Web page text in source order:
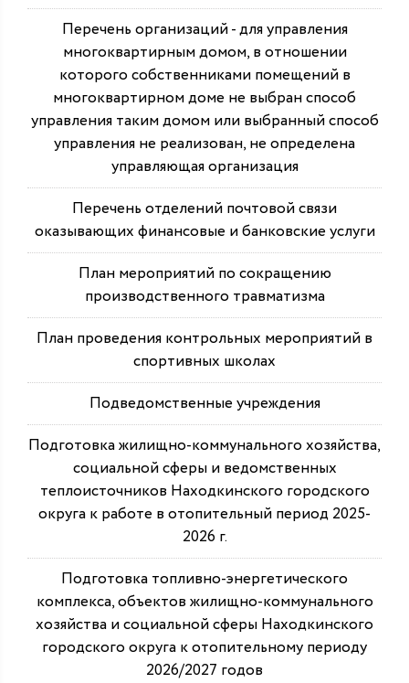
Перечень организаций - для управления
многоквартирным домом, в отношении
которого собственниками помещений в
многоквартирном доме не выбран способ
управления таким домом или выбранный способ
управления не реализован, не определена
управляющая организация
Перечень отделений почтовой связи
оказывающих финансовые и банковские услуги
План мероприятий по сокращению
производственного травматизма
План проведения контрольных мероприятий в
спортивных школах
Подведомственные учреждения
Подготовка жилищно-коммунального хозяйства,
социальной сферы и ведомственных
теплоисточников Находкинского городского
округа к работе в отопительный период 2025-
2026 г.
Подготовка топливно-энергетического
комплекса, объектов жилищно-коммунального
хозяйства и социальной сферы Находкинского
городского округа к отопительному периоду
2026/2027 годов